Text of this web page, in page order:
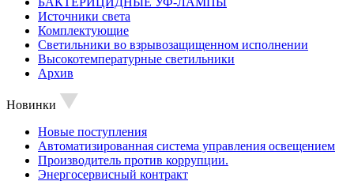
Источники света
Комплектующие
Светильники во взрывозащищенном исполнении
Высокотемпературные светильники
Архив
Новинки
Новые поступления
Автоматизированная система управления освещением
Производитель против коррупции.
Энергосервисный контракт